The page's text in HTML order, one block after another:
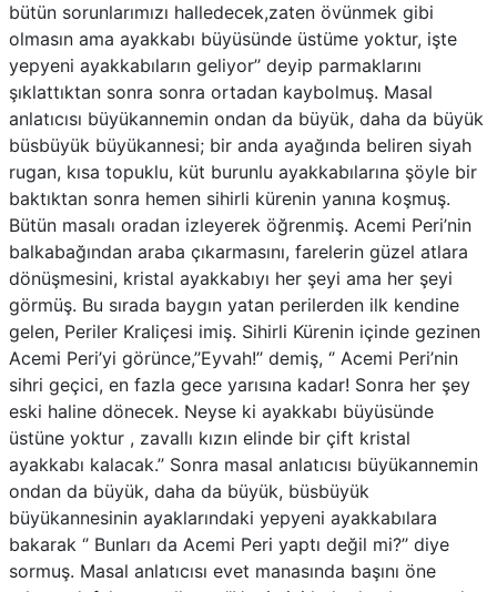
bütün sorunlarımızı halledecek,zaten övünmek gibi
olmasın ama ayakkabı büyüsünde üstüme yoktur, işte
yepyeni ayakkabıların geliyor’’ deyip parmaklarını
şıklattıktan sonra sonra ortadan kaybolmuş. Masal
anlatıcısı büyükannemin ondan da büyük, daha da büyük
büsbüyük büyükannesi; bir anda ayağında beliren siyah
rugan, kısa topuklu, küt burunlu ayakkabılarına şöyle bir
baktıktan sonra hemen sihirli kürenin yanına koşmuş.
Bütün masalı oradan izleyerek öğrenmiş. Acemi Peri’nin
balkabağından araba çıkarmasını, farelerin güzel atlara
dönüşmesini, kristal ayakkabıyı her şeyi ama her şeyi
görmüş. Bu sırada baygın yatan perilerden ilk kendine
gelen, Periler Kraliçesi imiş. Sihirli Kürenin içinde gezinen
Acemi Peri’yi görünce,’’Eyvah!’’ demiş, ‘’ Acemi Peri’nin
sihri geçici, en fazla gece yarısına kadar! Sonra her şey
eski haline dönecek. Neyse ki ayakkabı büyüsünde
üstüne yoktur , zavallı kızın elinde bir çift kristal
ayakkabı kalacak.’’ Sonra masal anlatıcısı büyükannemin
ondan da büyük, daha da büyük, büsbüyük
büyükannesinin ayaklarındaki yepyeni ayakkabılara
bakarak ‘’ Bunları da Acemi Peri yaptı değil mi?’’ diye
sormuş. Masal anlatıcısı evet manasında başını öne